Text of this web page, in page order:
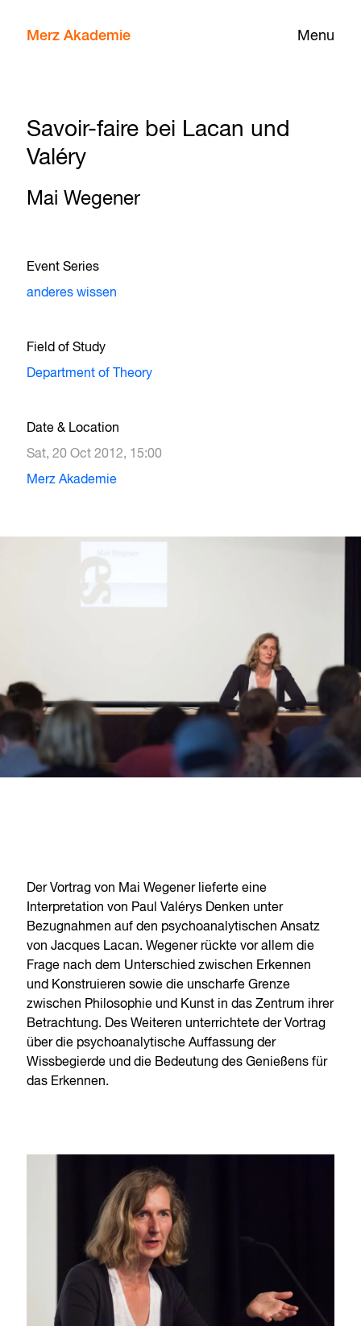
Menu
Merz Akademie
Savoir-faire bei Lacan und
Valéry
Mai Wegener
Event Series
anderes wissen
Field of Study
Department of Theory
Date & Location
Sat, 20 Oct 2012, 15:00
Merz Akademie
Der Vortrag von Mai Wegener lieferte eine
Interpretation von Paul Valérys Denken unter
Bezugnahmen auf den psychoanalytischen Ansatz
von Jacques Lacan. Wegener rückte vor allem die
Frage nach dem Unterschied zwischen Erkennen
und Konstruieren sowie die unscharfe Grenze
zwischen Philosophie und Kunst in das Zentrum ihrer
Betrachtung. Des Weiteren unterrichtete der Vortrag
über die psychoanalytische Auffassung der
Wissbegierde und die Bedeutung des Genießens für
das Erkennen.